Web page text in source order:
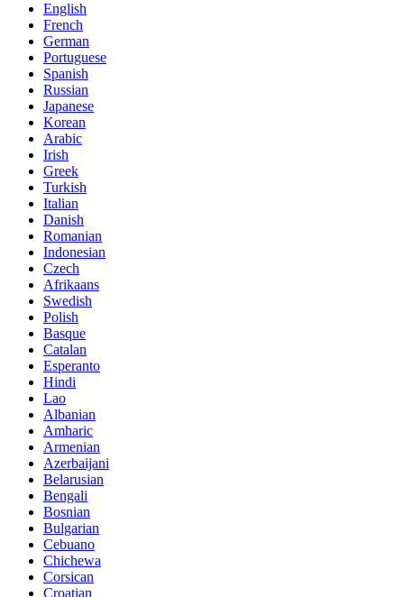
English
French
German
Portuguese
Spanish
Russian
Japanese
Korean
Arabic
Irish
Greek
Turkish
Italian
Danish
Romanian
Indonesian
Czech
Afrikaans
Swedish
Polish
Basque
Catalan
Esperanto
Hindi
Lao
Albanian
Amharic
Armenian
Azerbaijani
Belarusian
Bengali
Bosnian
Bulgarian
Cebuano
Chichewa
Corsican
Croatian